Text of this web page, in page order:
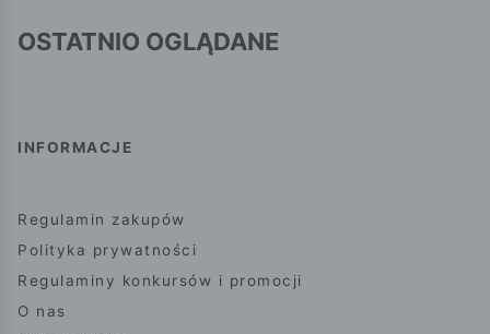
OSTATNIO OGLĄDANE
INFORMACJE
Regulamin zakupów
Polityka prywatności
Regulaminy konkursów i promocji
O nas